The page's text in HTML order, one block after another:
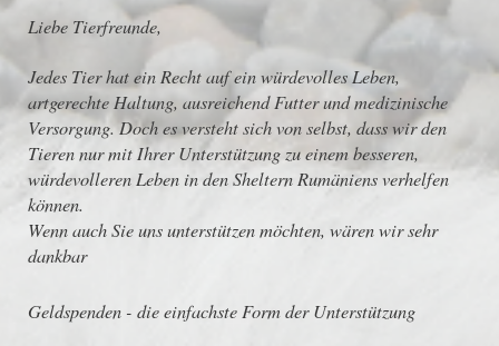
Liebe Tierfreunde,
Jedes Tier hat ein Recht auf ein würdevolles Leben,
artgerechte Haltung, ausreichend Futter und medizinische
Versorgung. Doch es versteht sich von selbst, dass wir den
Tieren nur mit Ihrer Unterstützung zu einem besseren,
würdevolleren Leben in den Sheltern Rumäniens verhelfen
können.
Wenn auch Sie uns unterstützen möchten, wären wir sehr
dankbar
Geldspenden - die einfachste Form der Unterstützung